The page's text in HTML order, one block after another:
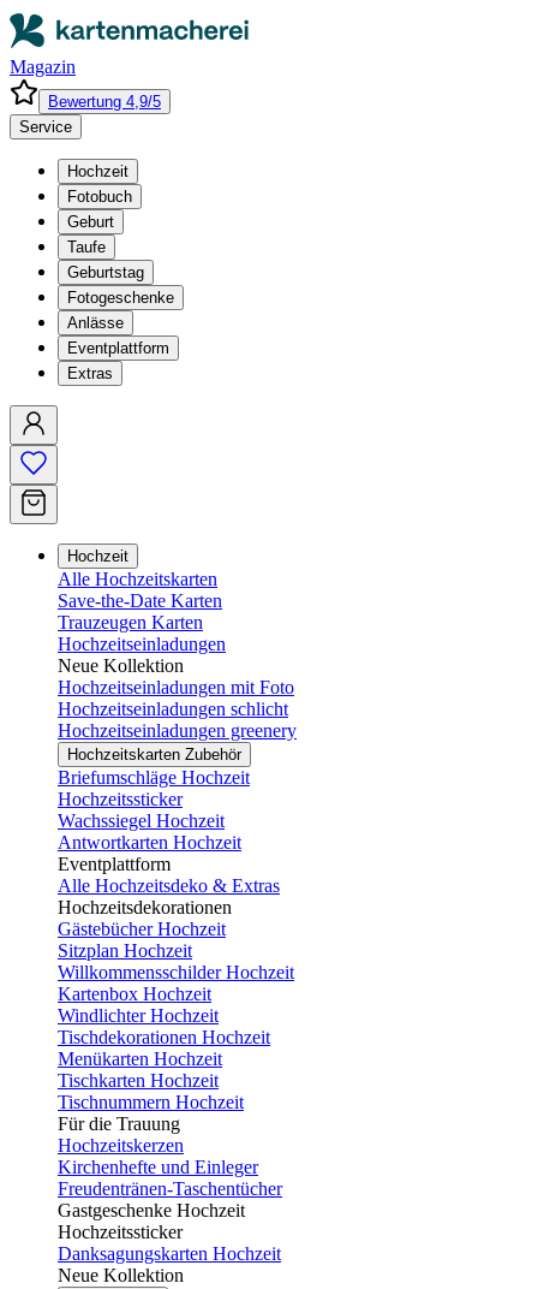
Magazin
Bewertung 4,9/5
Service
Hochzeit
Fotobuch
Geburt
Taufe
Geburtstag
Fotogeschenke
Anlässe
Eventplattform
Extras
Hochzeit
Alle Hochzeitskarten
Save-the-Date Karten
Trauzeugen Karten
Hochzeitseinladungen
Neue Kollektion
Hochzeitseinladungen mit Foto
Hochzeitseinladungen schlicht
Hochzeitseinladungen greenery
Hochzeitskarten Zubehör
Briefumschläge Hochzeit
Hochzeitssticker
Wachssiegel Hochzeit
Antwortkarten Hochzeit
Eventplattform
Alle Hochzeitsdeko & Extras
Hochzeitsdekorationen
Gästebücher Hochzeit
Sitzplan Hochzeit
Willkommensschilder Hochzeit
Kartenbox Hochzeit
Windlichter Hochzeit
Tischdekorationen Hochzeit
Menükarten Hochzeit
Tischkarten Hochzeit
Tischnummern Hochzeit
Für die Trauung
Hochzeitskerzen
Kirchenhefte und Einleger
Freudentränen-Taschentücher
Gastgeschenke Hochzeit
Hochzeitssticker
Danksagungskarten Hochzeit
Neue Kollektion